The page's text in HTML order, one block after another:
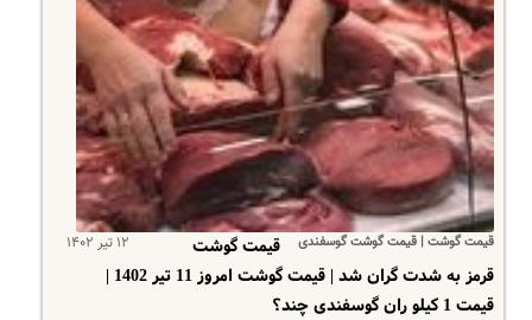
قیمت گوشت | قیمت گوشت گوسفندی ۱۲ تیر ۱۴۰۲
قیمت گوشت
قرمز به شدت گران شد | قیمت گوشت امروز 11 تیر 1402 |
قیمت 1 کیلو ران گوسفندی چند؟